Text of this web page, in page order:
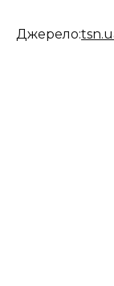
Джерело: